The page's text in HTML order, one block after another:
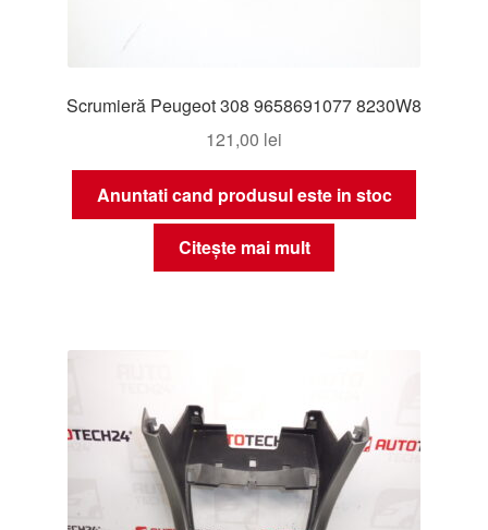
Scrumieră Peugeot 308 9658691077 8230W8
121,00 lei
Anuntati cand produsul este in stoc
Citește mai mult